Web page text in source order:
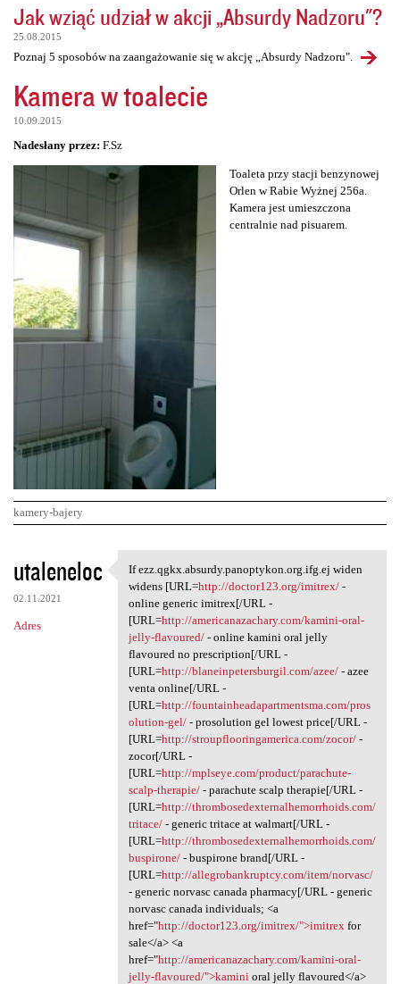
Jak wziąć udział w akcji „Absurdy Nadzoru"?
25.08.2015
Poznaj 5 sposobów na zaangażowanie się w akcję „Absurdy Nadzoru".
Kamera w toalecie
10.09.2015
Nadesłany przez: F.Sz
Toaleta przy stacji benzynowej
Orlen w Rabie Wyżnej 256a.
Kamera jest umieszczona
centralnie nad pisuarem.
kamery-bajery
K
o
m
e
utaleneloc
02.11.2021
Adres
If ezz.qgkx.absurdy
If ezz.qgkx.absurdy.panoptykon.org.ifg.ej widen
widens [URL=http://doctor123.org/imitrex/-
online generic imitrex[/URL -
[URL=http://americanazachary.com/kamini-oral-
jelly-flavoured/- online kamini oral jelly
flavoured no prescription[/URL -
[URL=http://blaneinpetersburgil.com/azee/- azee
venta online[/URL -
[URL=http://fountainheadapartmentsma.com/pros
olution-gel/- prosolution gel lowest price[/URL -
[URL=http://stroupflooringamerica.com/zocor/-
zocor[/URL -
[URL=http://mplseye.com/product/parachute-
scalp-therapie/- parachute scalp therapie[/URL -
[URL=http://thrombosedexternalhemorrhoids.com/
tritace/- generic tritace at walmart[/URL -
[URL=http://thrombosedexternalhemorrhoids.com/
buspirone/- buspirone brand[/URL -
[URL=http://allegrobankruptcy.com/item/norvasc/
- generic norvasc canada pharmacy[/URL - generic
norvasc canada individuals; <a
href="http://doctor123.org/imitrex/">imitrex for
sale</a> <a
href="http://americanazachary.com/kamini-oral-
jelly-flavoured/">kamini oral jelly flavoured</a>